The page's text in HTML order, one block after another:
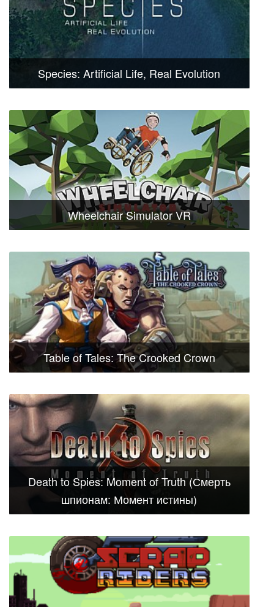
Species: Artificial Life, Real Evolution
Wheelchair Simulator VR
Table of Tales: The Crooked Crown
Death to Spies: Moment of Truth (Смерть
шпионам: Момент истины)